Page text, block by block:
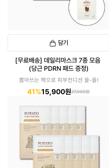
담기
[무료배송] 데일리마스크 7종 모음
(당근 PDRN 패드 증정)
뽑아쓰는 팩으로 피부컨디션 끌-올!
41%15,900원27,000원